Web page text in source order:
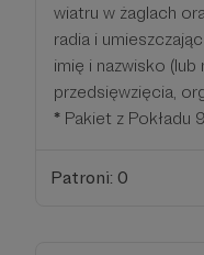
wiatru w żaglach
radia i
imię i nazwisko (lub
przedsięwzięcia,
* Pakiet z Pokładu 9
Patroni: 0